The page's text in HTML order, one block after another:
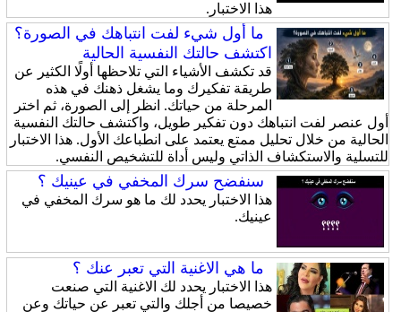
هذا الاختبار.
ما أول شيء لفت انتباهك في الصورة؟
اكتشف حالتك النفسية الحالية
قد تكشف الأشياء التي تلاحظها أولًا الكثير عن
طريقة تفكيرك وما يشغل ذهنك في هذه
المرحلة من حياتك. انظر إلى الصورة، ثم اختر
أول عنصر لفت انتباهك دون تفكير طويل، واكتشف حالتك النفسية
الحالية من خلال تحليل ممتع يعتمد على انطباعك الأول. هذا الاختبار
للتسلية والاستكشاف الذاتي وليس أداة للتشخيص النفسي.
سنفضح سرك المخفي في عينيك ؟
هذا الاختبار يحدد لك ما هو سرك المخفي في
عينيك.
ما هي الاغنية التي تعبر عنك ؟
هذا الاختبار يحدد لك الاغنية التي صنعت
خصيصا من أجلك والتي تعبر عن حياتك وعن